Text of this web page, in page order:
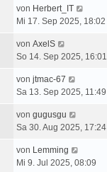
von Herbert_IT
Mi 17. Sep 2025, 18:02
von AxelS
So 14. Sep 2025, 16:01
von jtmac-67
Sa 13. Sep 2025, 11:49
von gugusgu
Sa 30. Aug 2025, 17:24
von Lemming
Mi 9. Jul 2025, 08:09